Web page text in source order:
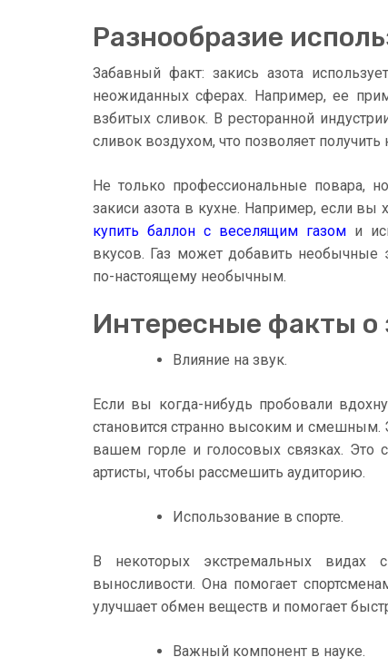
Разнообразие
Забавный факт: закись азота
неожиданных сферах. Например, ее
взбитых сливок. В ресторанной
сливок воздухом, что позволяет
Не только профессиональные повара,
закиси азота в кухне. Например, если вы
купить баллон с веселящим газом и
вкусов. Газ может добавить
по-настоящему необычным.
Интересные факты о
Влияние на звук.
Если вы когда-нибудь пробовали
становится странно высоким и смешным.
вашем горле и голосовых связках. Это
артисты, чтобы рассмешить аудиторию.
Использование в спорте.
В некоторых экстремальных видах
выносливости. Она помогает
улучшает обмен веществ и помогает
Важный компонент в науке.